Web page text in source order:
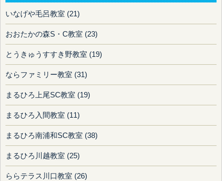
いなげや毛呂教室 (21)
おおたかの森S・C教室 (23)
とうきゅうすすき野教室 (19)
ならファミリー教室 (31)
まるひろ上尾SC教室 (19)
まるひろ入間教室 (11)
まるひろ南浦和SC教室 (38)
まるひろ川越教室 (25)
ららテラス川口教室 (26)